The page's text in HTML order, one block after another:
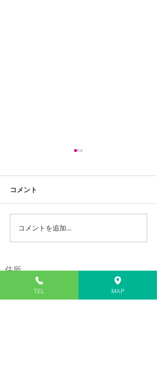
iPhone13ProMaxスピー
カー交換修理
コメント
コメントを追加…
住所
〒811-2207
福岡県糟屋郡志免町南里１丁目７番１
TEL MAP